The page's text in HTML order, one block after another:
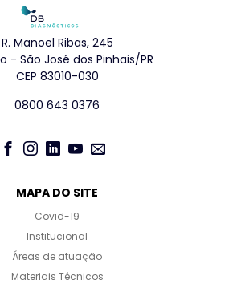
R. Manoel Ribas, 245
- São José dos Pinhais/PR
CEP 83010-030
0800 643 0376
MAPA DO SITE
Covid-19
Institucional
Áreas de atuação
Materiais Técnicos